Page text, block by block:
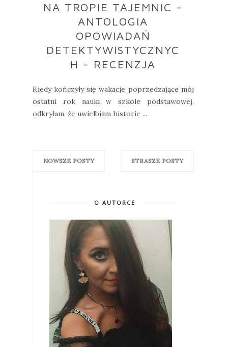
NA TROPIE TAJEMNIC -
ANTOLOGIA
OPOWIADAŃ
DETEKTYWISTYCZNYC
H - RECENZJA
Kiedy kończyły się wakacje poprzedzające mój
ostatni rok nauki w szkole podstawowej,
odkryłam, że uwielbiam historie ...
NOWSZE POSTY STRASZE POSTY
O AUTORCE